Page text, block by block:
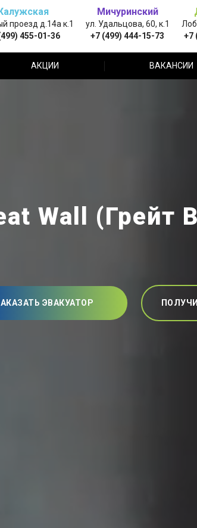
проезд д.14а к.1
455-01-36
Мичуринский
ул. Удальцова, 60, к.1
+7 (499) 444-15-73
+7
АКЦИИ ВАКАНСИИ
Wall (Грейт
ЭВАКУАТОР